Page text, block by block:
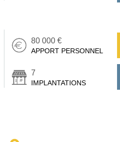
80 000 €
APPORT PERSONNEL
7
IMPLANTATIONS